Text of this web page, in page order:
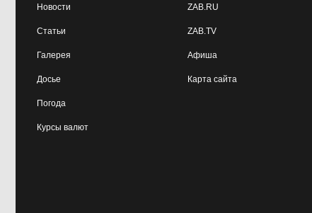
Новости
Статьи
Галерея
Досье
Погода
Курсы валют
ZAB.RU
ZAB.TV
Афиша
Карта сайта